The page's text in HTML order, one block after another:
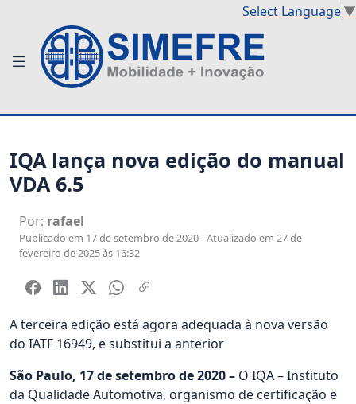
Select Language▼
IQA lança nova edição do manual
VDA 6.5
Por: rafael
Publicado em 17 de setembro de 2020 - Atualizado em 27 de
fevereiro de 2025 às 16:32
A terceira edição está agora adequada à nova versão
do IATF 16949, e substitui a anterior
São Paulo, 17 de setembro de 2020 – O IQA – Instituto
da Qualidade Automotiva, organismo de certificação e